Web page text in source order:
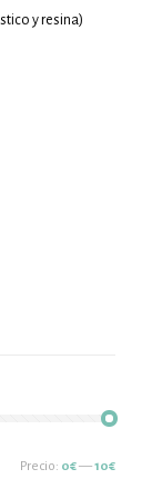
y resina)
Precio: 0€—10€